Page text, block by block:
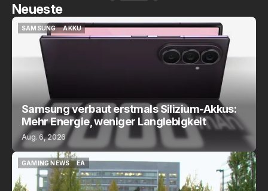
Neueste
SAMSUNG
SAMSUNG
AKKU
AKKU
Samsung verbaut erstmals Silizium-Akkus:
Mehr Energie, weniger Langlebigkeit
Aug. 6, 2026
GAMING NEWS
GAMING NEWS
EA
EA